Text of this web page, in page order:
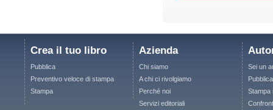
Crea il tuo libro
Pubblica
Preventivo veloce di stampa
Stampa
Azienda
Chi siamo
A chi ci rivolgiamo
Perché noi
Servizi editoriali
Sei un
Stampa